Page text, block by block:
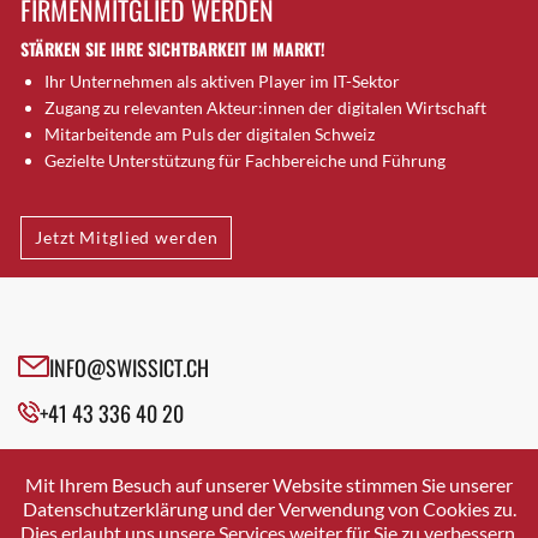
Brugg AG
Brütten
Bubendorf
Bubikon
Buchs (SG)
Bäretswil
Bülach
Cazis
Crissier
Davos Platz
Dierikon
Dietikon
FIRMENMITGLIED WERDEN
STÄRKEN SIE IHRE SICHTBARKEIT IM MARKT!
Ihr Unternehmen als aktiven Player im IT-Sektor
Zugang zu relevanten Akteur:innen der digitalen Wirtschaft
Mitarbeitende am Puls der digitalen Schweiz
Gezielte Unterstützung für Fachbereiche und Führung
Jetzt Mitglied werden
INFO@SWISSICT.CH
+41 43 336 40 20
SWISSICT
VULKANSTRASSE 120
8048 ZURICH
Mit Ihrem Besuch auf unserer Website stimmen Sie unserer
Datenschutzerklärung und der Verwendung von Cookies zu.
Dies erlaubt uns unsere Services weiter für Sie zu verbessern.